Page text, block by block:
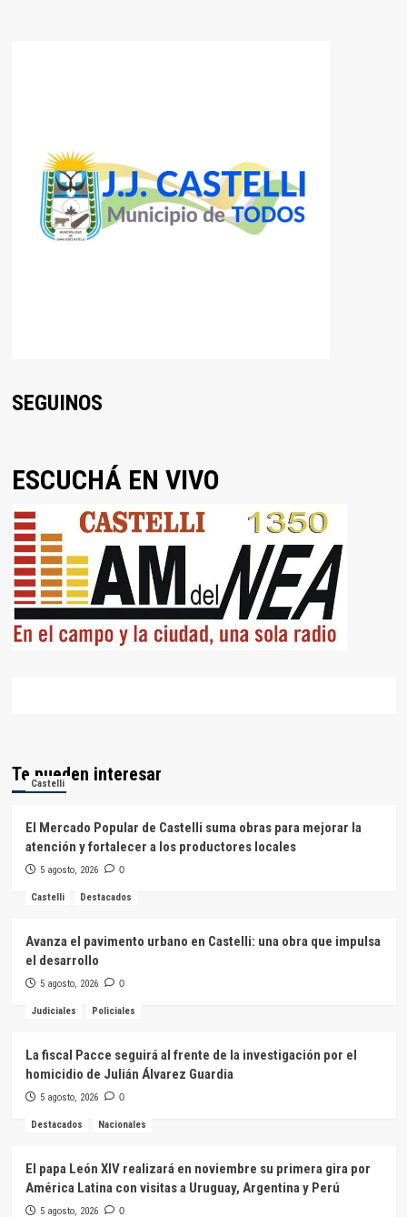
SEGUINOS
ESCUCHÁ EN VIVO
Te pueden interesar
Castelli
El Mercado Popular de Castelli suma obras para mejorar la
atención y fortalecer a los productores locales
5 agosto, 2026 0
Castelli Destacados
Avanza el pavimento urbano en Castelli: una obra que impulsa
el desarrollo
5 agosto, 2026 0
Judiciales Policiales
La fiscal Pacce seguirá al frente de la investigación por el
homicidio de Julián Álvarez Guardia
5 agosto, 2026 0
Destacados Nacionales
El papa León XIV realizará en noviembre su primera gira por
América Latina con visitas a Uruguay, Argentina y Perú
5 agosto, 2026 0